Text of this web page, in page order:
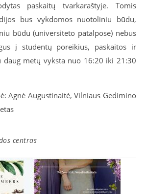
paskaitų tvarkaraštyje. Tomis
bus vykdomos nuotoliniu būdu,
būdu (universiteto patalpose) nebus
į studentų poreikius, paskaitos ir
daug metų vyksta nuo 16:20 iki 21:30
Agnė Augustinaitė, Vilniaus Gedimino
centras